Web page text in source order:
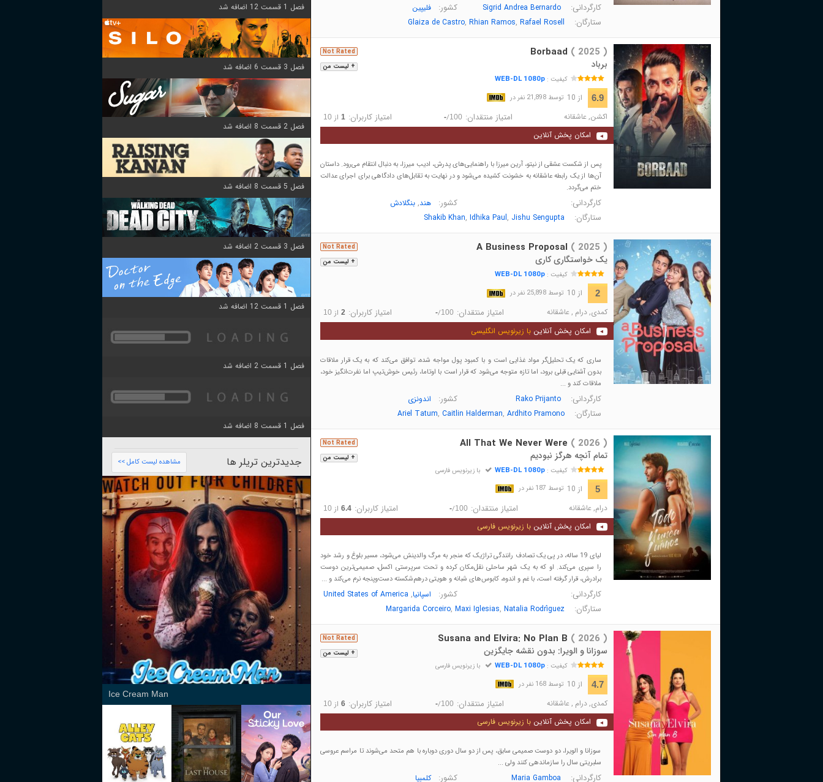
کارگردانی:Sigrid Andrea Bernardo کشور: فلیپین
ستارگان: Glaiza de Castro, Rhian Ramos, Rafael Rosell
+ لیست من
Not Rated Borbaad ( 2025 )
برباد
کیفیت :WEB-DL 1080p
6.9 از 10 توسط 21,898 نفر در
اکشن,عاشقانه امتیاز منتقدان: -/100 امتیاز کاربران: 1 از 10
امکان پخش آنلاین
پس از شکست عشقی از نیتو، آرین میرزا با راهنمایی‌های پدرش، ادیب میرزا، به دنبال انتقام می‌رود. داستان
آن‌ها از یک رابطه عاشقانه به خشونت کشیده می‌شود و در نهایت به تقابل‌های دادگاهی برای اجرای عدالت
ختم می‌گردد.
کارگردانی: کشور: هند, بنگلادش
ستارگان: Shakib Khan, Idhika Paul, Jishu Sengupta
+ لیست من
Not Rated A Business Proposal ( 2025 )
یک خواستگاری کاری
کیفیت :WEB-DL 1080p
2 از 10 توسط 25,898 نفر در
کمدی,درام ,عاشقانه امتیاز منتقدان: -/100 امتیاز کاربران: 2 از 10
امکان پخش آنلاین با زیرنویس انگلیسی
ساری که یک تحلیل‌گر مواد غذایی است و با کمبود پول مواجه شده، توافق می‌کند که به یک قرار ملاقات
بدون آشنایی قبلی برود، اما تازه متوجه می‌شود که قرار است با اوتاما، رئیس خوش‌تیپ اما نفرت‌انگیز خود،
ملاقات کند و ...
کارگردانی:Rako Prijanto کشور: اندونزی
ستارگان: Ariel Tatum, Caitlin Halderman, Ardhito Pramono
+ لیست من
Not Rated All That We Never Were ( 2026 )
تمام آنچه هرگز نبودیم
کیفیت :WEB-DL 1080p با زیرنویس فارسی
5 از 10 توسط 187 نفر در
درام, عاشقانه امتیاز منتقدان: -/100 امتیاز کاربران: 6.4 از 10
امکان پخش آنلاین با زیرنویس فارسی
لیای 19 ساله، در پی یک تصادف رانندگی تراژیک که منجر به مرگ والدینش می‌شود، مسیر بلوغ و رشد خود
را سپری می‌کند. او که به یک شهر ساحلی نقل‌مکان کرده و تحت سرپرستی اکسل، صمیمی‌ترین دوست
برادرش، قرار گرفته است، با غم و اندوه، کابوس‌های شبانه و هویتی درهم‌شکسته دست‌وپنجه نرم می‌کند و ...
کارگردانی: کشور: اسپانیا,
United States of America
ستارگان: Margarida Corceiro, Maxi Iglesias, Natalia Rodríguez
+ لیست من
Not Rated Susana and Elvira: No Plan B ( 2026 )
سوزانا و الویرا: بدون نقشه جایگزین
کیفیت :WEB-DL 1080p با زیرنویس فارسی
4.7 از 10 توسط 168 نفر در
کمدی,درام ,عاشقانه امتیاز منتقدان: -/100 امتیاز کاربران: 6 از 10
امکان پخش آنلاین با زیرنویس فارسی
سوزانا و الویرا، دو دوست صمیمی سابق، پس از دو سال دوری دوباره با هم متحد می‌شوند تا مراسم عروسی
سلبریتی سال را سازماندهی کنند ولی ...
کارگردانی: Maria Gamboa کشور:کلمبیا
فصل 1 قسمت 12 اضافه شد
فصل 3 قسمت 6 اضافه شد
فصل 2 قسمت 8 اضافه شد
فصل 5 قسمت 8 اضافه شد
فصل 3 قسمت 2 اضافه شد
فصل 1 قسمت 12 اضافه شد
فصل 1 قسمت 2 اضافه شد
فصل 1 قسمت 8 اضافه شد
جدیدترین تریلر ها مشاهده لیست کامل >>
Ice Cream Man